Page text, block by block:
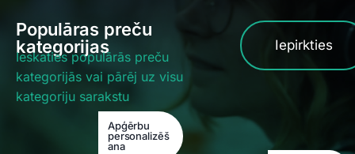
Populāras preču
kategorijas
Ieskaties populārās preču
kategorijās vai pārēj uz visu
kategoriju sarakstu
Iepirkties
Apģērbu
personalizēš
ana